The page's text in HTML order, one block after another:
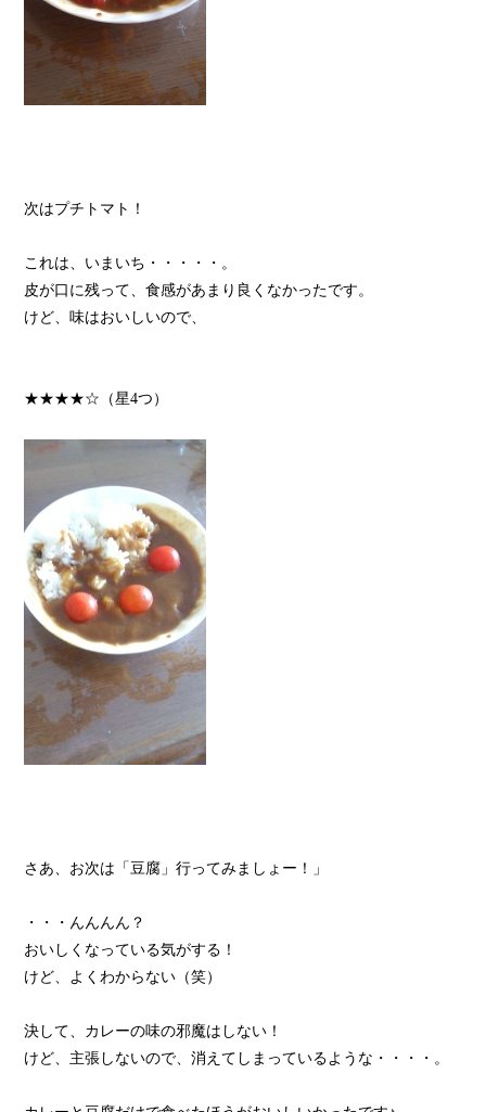
次はプチトマト！
これは、いまいち・・・・・。
皮が口に残って、食感があまり良くなかったです。
けど、味はおいしいので、
★★★★☆（星4つ）
さあ、お次は「豆腐」行ってみましょー！」
・・・んんんん？
おいしくなっている気がする！
けど、よくわからない（笑）
決して、カレーの味の邪魔はしない！
けど、主張しないので、消えてしまっているような・・・・。